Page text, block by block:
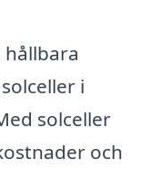
i
solceller
och